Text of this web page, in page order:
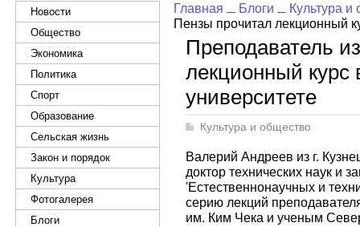
Новости
Общество
Экономика
Политика
Спорт
Образование
Сельская жизнь
Закон и порядок
Культура
Фотогалерея
Блоги
Главная Блоги
Культура и
Пензы прочитал лекционный
Преподаватель
лекционный курс
университете
Культура и общество
Валерий Андреев из г.
доктор технических наук и
'Естественнонаучных и
серию лекций
им. Ким Чека и ученым